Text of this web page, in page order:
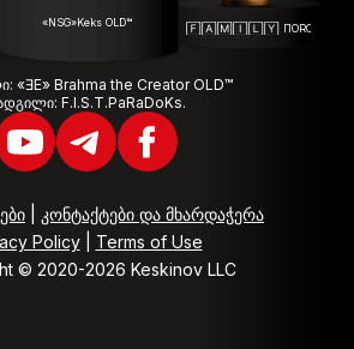
«NSG»Keks OLD™ 🄵🄰🄼🄸🄻🅈
«ƎЕ» Brahma the Creator OLD™
F.I.S.T.PaRaDoKs.
კონტაქტები და მხარდაჭერა
Policy| Terms of Use
© 2020-2026 Keskinov LLC